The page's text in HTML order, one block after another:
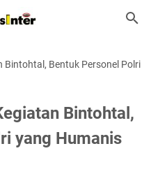
Bintohtal, Bentuk Personel Polri
Bintohtal,
yang Humanis